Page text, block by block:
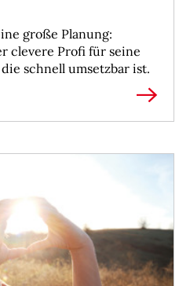
große Planung:
clevere Profi für seine
schnell umsetzbar ist.